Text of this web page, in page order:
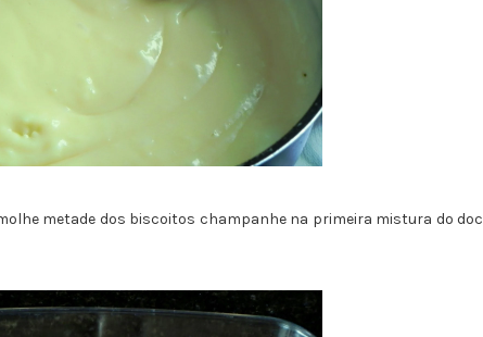
metade dos biscoitos champanhe na primeira mistura do